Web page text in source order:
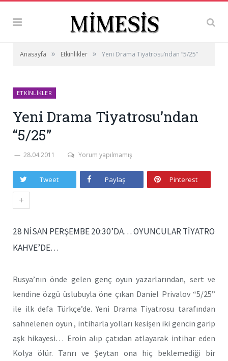
Anasayfa » Etkinlikler » Yeni Drama Tiyatrosu’ndan “5/25”
ETKINLIKLER
Yeni Drama Tiyatrosu’ndan
“5/25”
28.04.2011 Yorum yapılmamış
Tweet Paylaş Pinterest
+
28 NİSAN PERŞEMBE 20:30’DA… OYUNCULAR TİYATRO
KAHVE’DE…
Rusya’nın önde gelen genç oyun yazarlarından, sert ve
kendine özgü üslubuyla öne çıkan Daniel Privalov “5/25”
ile ilk defa Türkçe’de. Yeni Drama Tiyatrosu tarafından
sahnelenen oyun , intiharla yolları kesişen iki gencin garip
aşk hikayesi… Eroin alıp çatıdan atlayarak intihar eden
Kolya ölür. Tanrı ve Şeytan ona hiç beklemediği bir